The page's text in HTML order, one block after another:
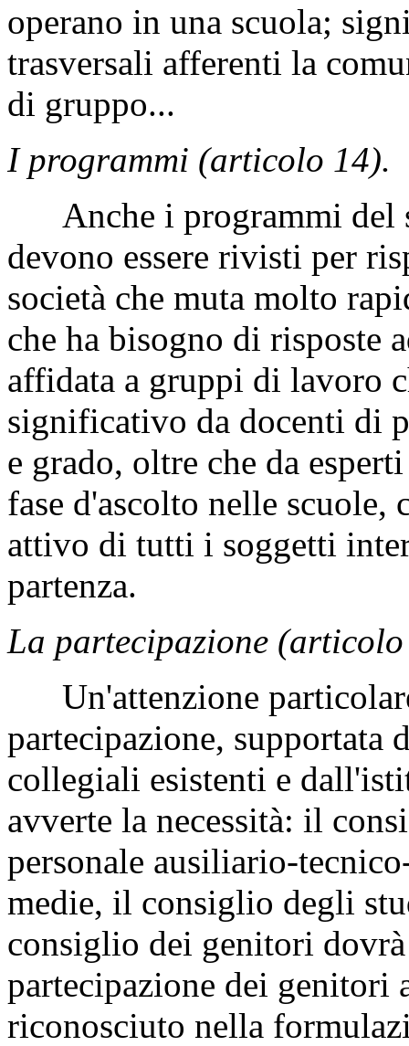
operano in una scuola;
trasversali afferenti la
di gruppo...
I programmi (articolo 14).
Anche i programmi del
devono essere rivisti per
società che muta molto
che ha bisogno di risposte
affidata a gruppi di lavoro
significativo da docenti di
e grado, oltre che da
fase d'ascolto nelle
attivo di tutti i soggetti
partenza.
La partecipazione
Un'attenzione
partecipazione, supportata
collegiali esistenti e
avverte la necessità: il
personale ausiliario-
medie, il consiglio degli
consiglio dei genitori
partecipazione dei genitori
riconosciuto nella